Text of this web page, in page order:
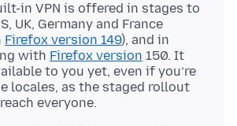
in VPN is offered in stages to
UK, Germany and France
Firefox version 149), and in
with Firefox version 150. It
to you yet, even if you’re
locales, as the staged rollout